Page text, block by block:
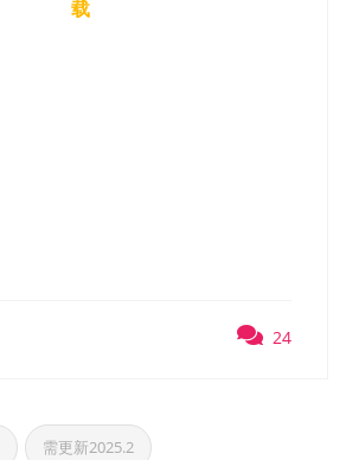
载
24
需更新2025.2